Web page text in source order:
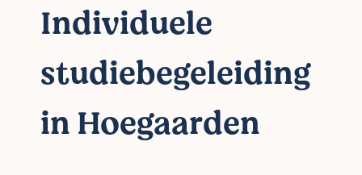
Individuele
studiebegeleiding
in Hoegaarden